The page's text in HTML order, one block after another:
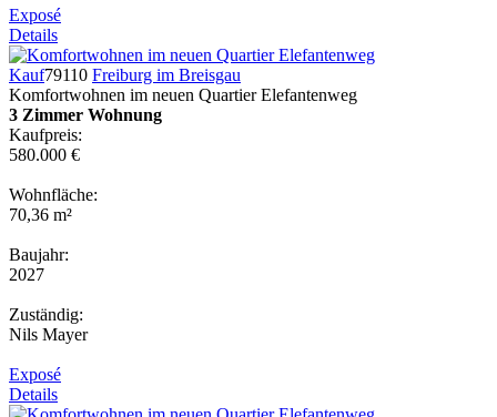
Exposé
Details
Kauf79110 Freiburg im Breisgau
Komfortwohnen im neuen Quartier Elefantenweg
3 Zimmer Wohnung
Kaufpreis:
580.000 €
Wohnfläche:
70,36 m²
Baujahr:
2027
Zuständig:
Nils Mayer
Exposé
Details